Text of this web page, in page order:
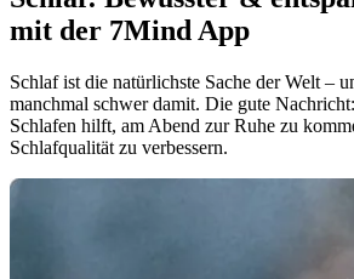
mit der 7Mind App
Schlaf ist die natürlichste Sache der Welt –
manchmal schwer damit. Die gute
Schlafen hilft, am Abend zur Ruhe zu
Schlafqualität zu verbessern.